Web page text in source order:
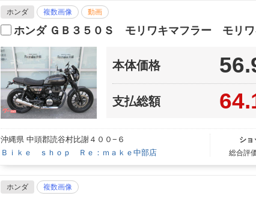
ホンダ 複数画像 動画
ホンダ ＧＢ３５０Ｓ モリワキマフラー モリ
本体価格
支払総額
沖縄県 中頭郡読谷村比謝４００−６
Ｂｉｋｅ ｓｈｏｐ Ｒｅ：ｍａｋｅ中部店
ショ
総合評
ホンダ 複数画像